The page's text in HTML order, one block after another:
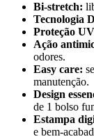
Bi-stretch:
Tecnologia
Proteção
Ação
odores.
Easy care:
manutenção.
Design
de 1 bolso
Estampa
e bem-